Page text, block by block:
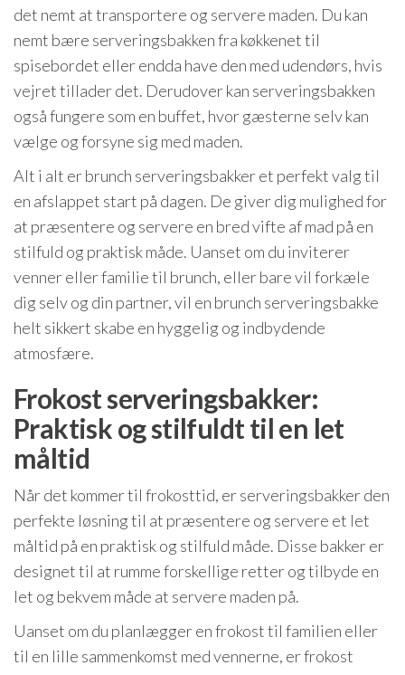
det nemt at transportere og servere maden. Du kan
nemt bære serveringsbakken fra køkkenet til
spisebordet eller endda have den med udendørs, hvis
vejret tillader det. Derudover kan serveringsbakken
også fungere som en buffet, hvor gæsterne selv kan
vælge og forsyne sig med maden.
Alt i alt er brunch serveringsbakker et perfekt valg til
en afslappet start på dagen. De giver dig mulighed for
at præsentere og servere en bred vifte af mad på en
stilfuld og praktisk måde. Uanset om du inviterer
venner eller familie til brunch, eller bare vil forkæle
dig selv og din partner, vil en brunch serveringsbakke
helt sikkert skabe en hyggelig og indbydende
atmosfære.
Frokost serveringsbakker:
Praktisk og stilfuldt til en let
måltid
Når det kommer til frokosttid, er serveringsbakker den
perfekte løsning til at præsentere og servere et let
måltid på en praktisk og stilfuld måde. Disse bakker er
designet til at rumme forskellige retter og tilbyde en
let og bekvem måde at servere maden på.
Uanset om du planlægger en frokost til familien eller
til en lille sammenkomst med vennerne, er frokost